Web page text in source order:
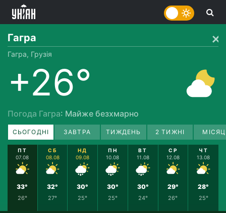
Гагра
Гагра, Грузія
+26°
Погода Гагра: Майже безхмарно
СЬОГОДНІ ЗАВТРА ТИЖДЕНЬ 2 ТИЖНІ
ПТ
07.08
33°
26°
СБ
08.08
32°
27°
НД
09.08
30°
25°
ПН
10.08
30°
25°
ВТ
11.08
30°
24°
СР
12.08
29°
26°
ЧТ
13.08
28°
25°